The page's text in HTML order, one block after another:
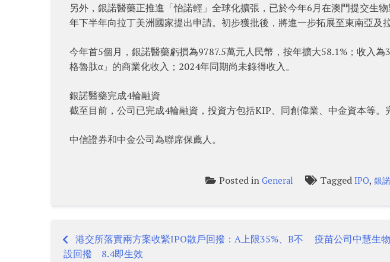
另外，銀諾醫藥正推進「怡諾輕」全球化擴張，已於今年6月在澳門提交生
年下半年向拉丁美洲國家提出申請。初步獲批後，將進一步拓展至東南亞及
今年首5個月，銀諾醫藥虧損為9787.5萬元人民幣，按年擴大58.1%；收入
格魯肽α」的商業化收入；2024年同期尚未錄得收入。
銀諾醫藥完成4輪融資
截至目前，公司已完成4輪融資，投資方包括KIP、同創偉業、中金資本等。
中信證券和中金公司為聯席保薦人。
Posted in General Tagged IPO, 銀
Post
港交所落實兩方案收緊IPO散戶回撥：A上限35%、B不
設回撥 8.4即生效
疫苗公司中慧生